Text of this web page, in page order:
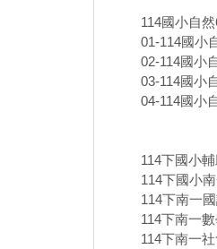
114國小自
01-114國小
02-114國小
03-114國小
04-114國小
114下國小
114下國小
114下南一
114下南一
114下南一